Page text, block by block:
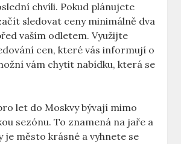
chvíli. Pokud plánujete
sledovat ceny minimálně dva
vaším odletem. Využijte
cen, které vás informují o
vám chytit nabídku, která se
let do Moskvy bývají mimo
sezónu. To znamená na jaře a
je město krásné a vyhnete se